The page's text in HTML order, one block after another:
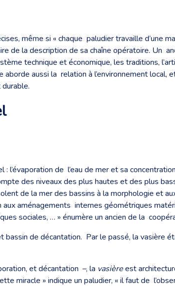
même si « chaque paludier travaille d’une
de la description de sa chaîne opératoire. Un
technique et économique, les traditions,
aussi la relation à l’environnement local,
l’évaporation de l’eau de mer et sa
des niveaux des plus hautes et des plus
de la mer des bassins à la morphologie et
aménagements internes géométriques
sociales, … » énumère un ancien de la
bassin de décantation. Par le passé, la vasière
et décantation –, la vasièreest
miracle » indique un paludier, « il faut de